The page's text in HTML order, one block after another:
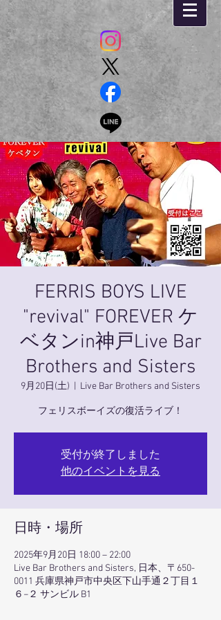
FERRIS BOYS LIVE
"revival" FOREVER ケ
ベタンin神戸Live Bar
Brothers and Sisters
9月20日(土) Live Bar Brothers and Sisters
フェリスボーイズの復活ライブ！
受付が終了しました
他のイベントを見る
日時・場所
2025年9月20日 18:00 – 22:00
Live Bar Brothers and Sisters, 日本、〒650-
0011 兵庫県神戸市中央区下山手通２丁目１
６−２ サンビル B1